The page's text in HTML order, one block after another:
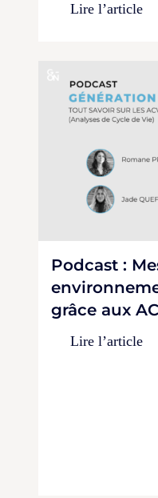
Lire l’article
Podcast :
grâce aux
Lire l’article